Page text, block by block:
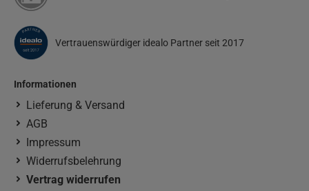
Vertrauenswürdiger idealo Partner seit 2017
Informationen
Lieferung & Versand
AGB
Impressum
Widerrufsbelehrung
Vertrag widerrufen